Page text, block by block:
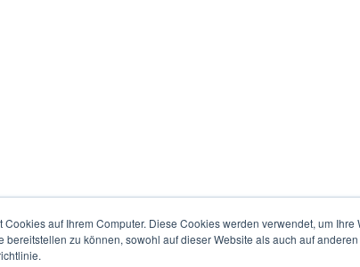
Cookies auf Ihrem Computer. Diese Cookies werden verwendet, um
bereitstellen zu können, sowohl auf dieser Website als auch auf